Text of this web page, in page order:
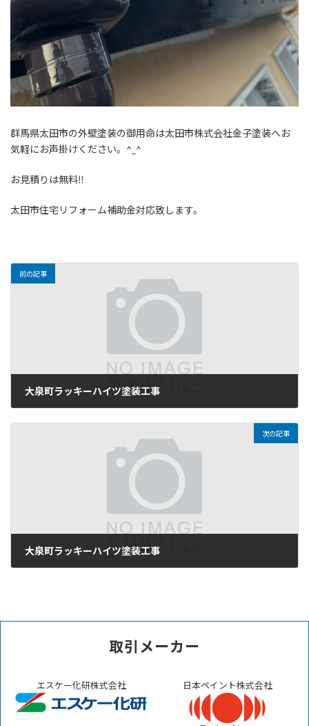
群馬県太田市の外壁塗装の御用命は太田市株式会社金子塗装へお
気軽にお声掛けください。^_^
お見積りは無料‼️
太田市住宅リフォーム補助金対応致します。
前の記事
大泉町ラッキーハイツ塗装工事
次の記事
大泉町ラッキーハイツ塗装工事
取引メーカー
エスケー化研株式会社 日本ペイント株式会社